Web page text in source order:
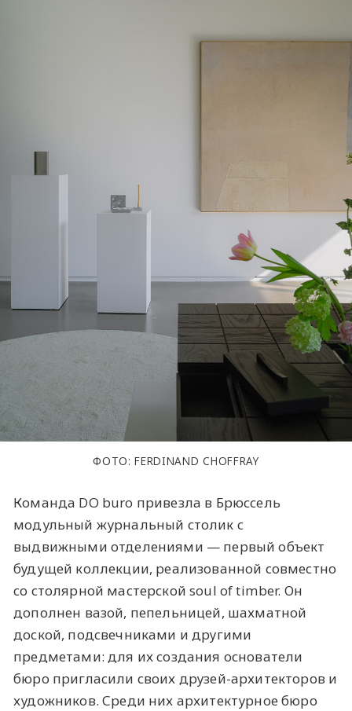
ФОТО: FERDINAND CHOFFRAY
Команда DO buro привезла в Брюссель
модульный журнальный столик с
выдвижными отделениями — первый объект
будущей коллекции, реализованной совместно
со столярной мастерской soul of timber. Он
дополнен вазой, пепельницей, шахматной
доской, подсвечниками и другими
предметами: для их создания основатели
бюро пригласили своих друзей-архитекторов и
художников. Среди них архитектурное бюро